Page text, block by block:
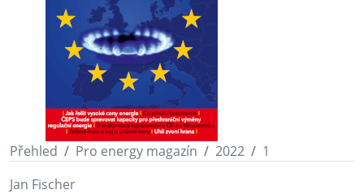
Přehled Pro energy magazín 2022
1
Jan Fischer